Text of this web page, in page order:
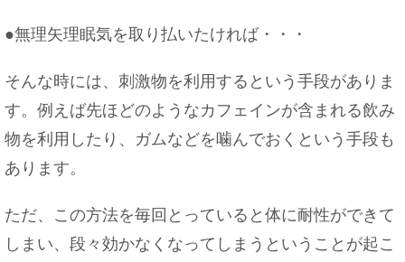
●無理矢理眠気を取り払いたければ・・・
そんな時には、刺激物を利用するという手段がありま
す。例えば先ほどのようなカフェインが含まれる飲み
物を利用したり、ガムなどを噛んでおくという手段も
あります。
ただ、この方法を毎回とっていると体に耐性ができて
しまい、段々効かなくなってしまうということが起こ